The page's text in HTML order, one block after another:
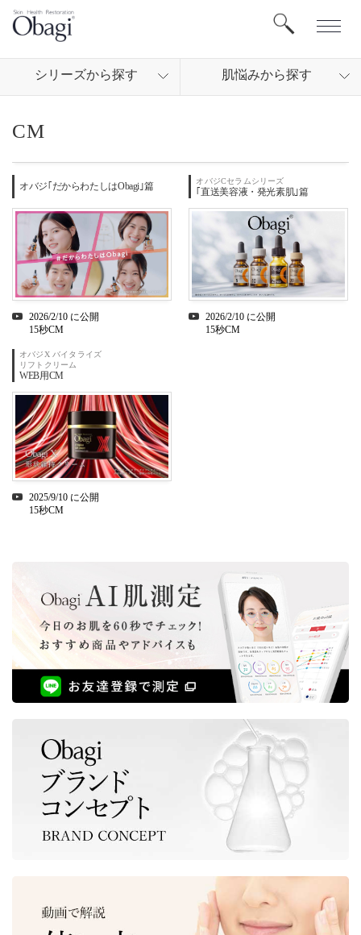
シリ ーズから探す 肌悩みから探す
CM
オバジ｢だからわたしはObagi｣篇
2026/2/10 に公開
15秒CM
オバジCセラムシリーズ
｢直送美容液・発光素肌｣篇
2026/2/10 に公開
15秒CM
オバジX バイタライズ
リフトクリーム
WEB用CM
2025/9/10 に公開
15秒CM